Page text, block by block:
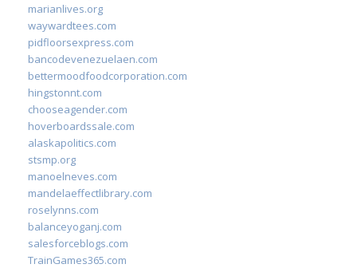
marianlives.org
waywardtees.com
pidfloorsexpress.com
bancodevenezuelaen.com
bettermoodfoodcorporation.com
hingstonnt.com
chooseagender.com
hoverboardssale.com
alaskapolitics.com
stsmp.org
manoelneves.com
mandelaeffectlibrary.com
roselynns.com
balanceyoganj.com
salesforceblogs.com
TrainGames365.com